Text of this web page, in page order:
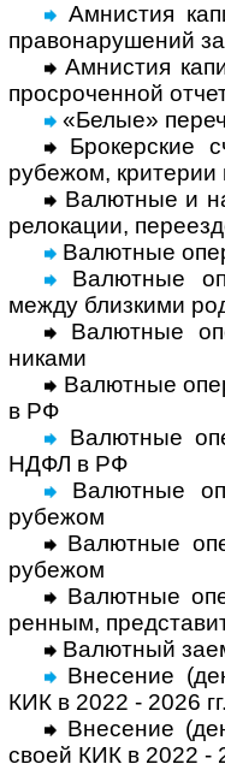
Амнистия
право­нару­шений
Амнистия
просро­чен­ной
«Белые»
Брокерские
рубе­жом,
Валютные и
рело­кации,
Валютные
Валютные
между близ­кими
Валютные
никами
Валютные
в РФ
Валютные
НДФЛ в РФ
Валютные
рубежом
Валютные
рубежом
Валютные
рен­ным,
Валютный
Внесение
КИК в 2022 - 2026 гг.
Внесение
своей КИК в 2022 -